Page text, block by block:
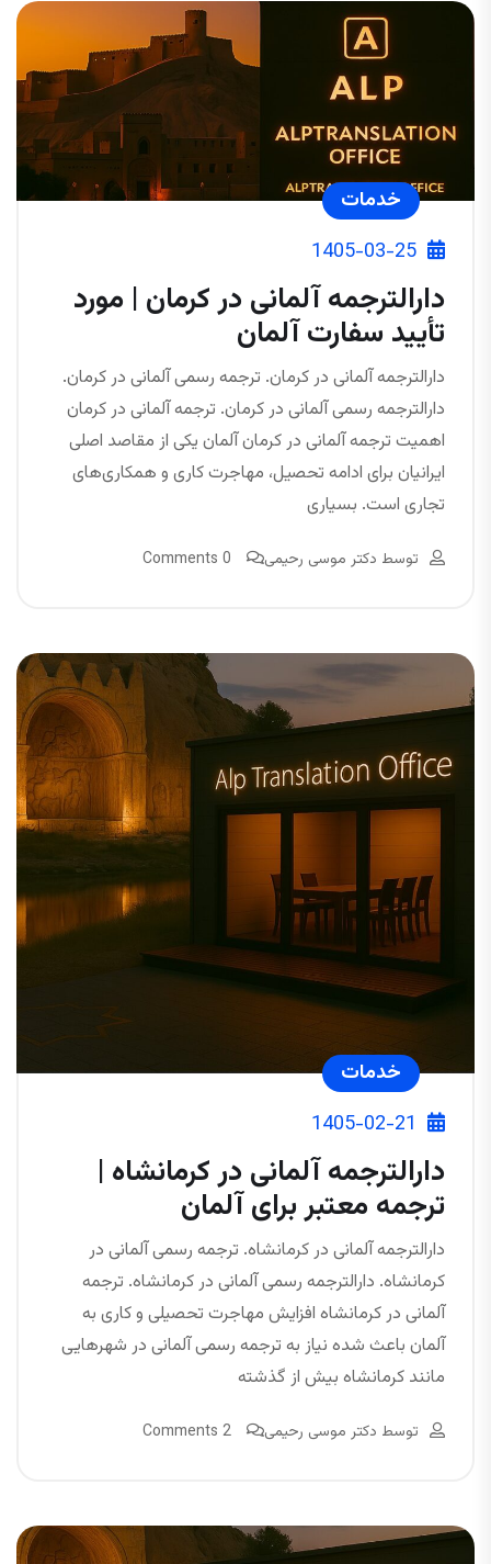
خدمات
1405-03-25
دارالترجمه آلمانی در کرمان | مورد
تأیید سفارت آلمان
دارالترجمه آلمانی در کرمان. ترجمه رسمی آلمانی در کرمان.
دارالترجمه رسمی آلمانی در کرمان. ترجمه آلمانی در کرمان
اهمیت ترجمه آلمانی در کرمان آلمان یکی از مقاصد اصلی
ایرانیان برای ادامه تحصیل، مهاجرت کاری و همکاری‌های
تجاری است. بسیاری
توسط دکتر موسی رحیمی 0 Comments
خدمات
1405-02-21
دارالترجمه آلمانی در کرمانشاه |
ترجمه معتبر برای آلمان
دارالترجمه آلمانی در کرمانشاه. ترجمه رسمی آلمانی در
کرمانشاه. دارالترجمه رسمی آلمانی در کرمانشاه. ترجمه
آلمانی در کرمانشاه افزایش مهاجرت تحصیلی و کاری به
آلمان باعث شده نیاز به ترجمه رسمی آلمانی در شهرهایی
مانند کرمانشاه بیش از گذشته
توسط دکتر موسی رحیمی 2 Comments